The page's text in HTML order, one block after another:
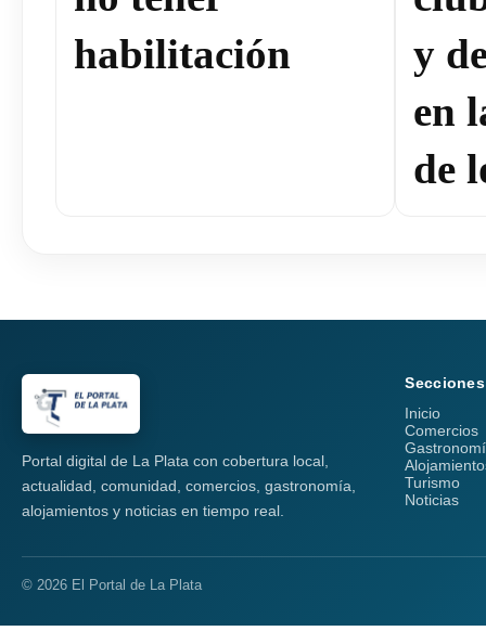
habilitación
y
en
de
Portal digital de La Plata con cobertura local,
actualidad, comunidad, comercios, gastronomía,
alojamientos y noticias en tiempo real.
Secciones
Inicio
Comercios
Turismo
Noticias
© 2026 El Portal de La Plata